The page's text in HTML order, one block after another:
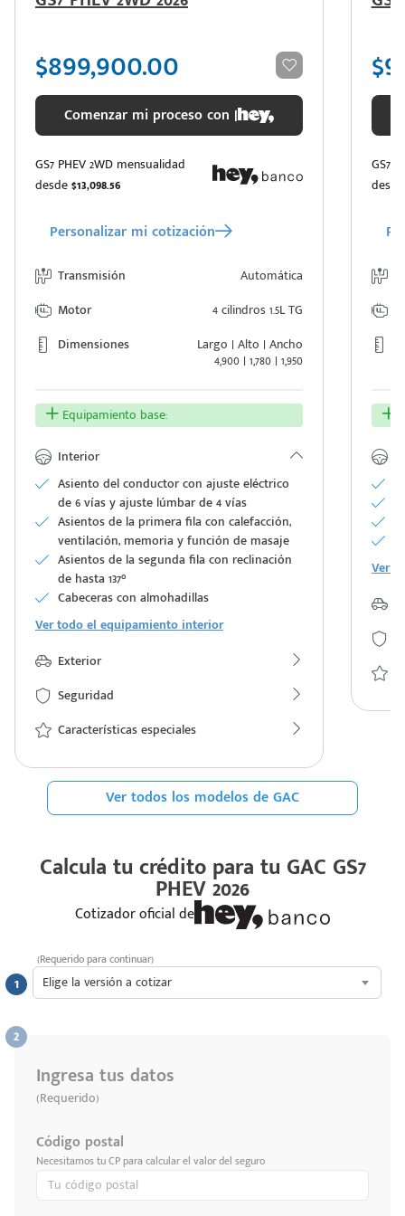
$899,900.00
Comenzar mi proceso con |
GS7 PHEV 2WD mensualidad
desde$13,098.56
Personalizar mi cotización
Transmisión
Automática
Motor
4 cilindros 1.5L TG
Dimensiones
Largo | Alto | Ancho
4,900 | 1,780 | 1,950
Equipamiento base:
Interior
Asiento del conductor con ajuste eléctrico
de 6 vías y ajuste lúmbar de 4 vías
Asientos de la primera fila con calefacción,
ventilación, memoria y función de masaje
Asientos de la segunda fila con reclinación
de hasta 137°
Cabeceras con almohadillas
Ver todo el equipamiento interior
Exterior
Seguridad
Características especiales
GS7
Ver
Ver todos los modelos de GAC
Calcula tu crédito para tu GAC GS7
PHEV 2026
Cotizador oficial de
Elige la versión a cotizar
(Requerido para continuar)
Ingresa tus datos
(Requerido)
Código postal
Necesitamos tu CP para calcular el valor del seguro